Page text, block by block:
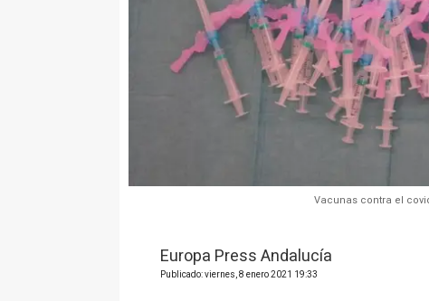
Vacunas contra el
Europa Press Andalucía
Publicado: viernes, 8 enero 2021 19:33